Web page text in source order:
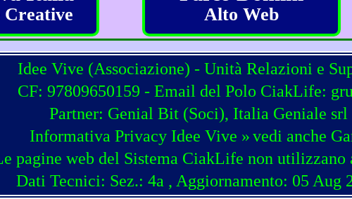
Creative Alto Web
Idee Vive (Associazione) - Unità Relazioni e
CF: 97809650159 - Email del Polo CiakLife:
Partner: Genial Bit(Soci), Italia Geniale srl
Informativa Privacy Idee Vive »vedi anche
pagine web del Sistema CiakLife non
Dati Tecnici: Sez.: 4a , Aggiornamento: 05 Aug